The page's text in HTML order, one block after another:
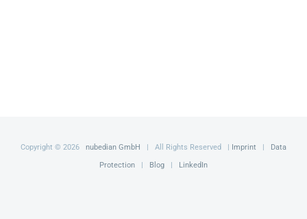
Copyright © 2026 nubedian GmbH | All Rights Reserved | Imprint | Data
Protection | Blog | LinkedIn